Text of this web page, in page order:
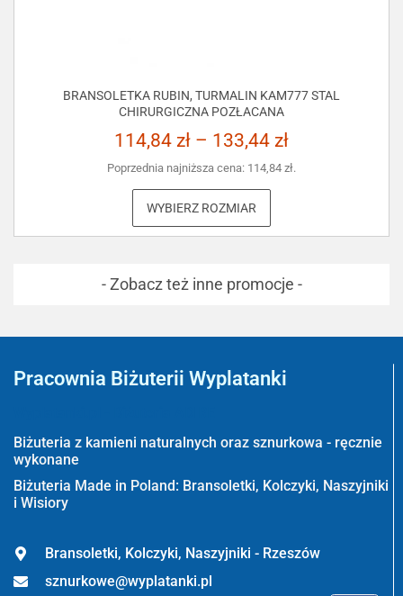
BRANSOLETKA RUBIN, TURMALIN KAM777 STAL
CHIRURGICZNA POZŁACANA
114,84 zł – 133,44 zł
Poprzednia najniższa cena: 114,84 zł.
WYBIERZ ROZMIAR
- Zobacz też inne promocje -
Pracownia Biżuterii Wyplatanki
Biżuteria z kamieni naturalnych oraz sznurkowa - ręcznie
wykonane
Biżuteria Made in Poland: Bransoletki, Kolczyki, Naszyjniki
i Wisiory
Bransoletki, Kolczyki, Naszyjniki - Rzeszów
sznurkowe@wyplatanki.pl